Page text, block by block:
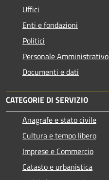
Uffici
Enti e fondazioni
Politici
Personale Amministrativo
Documenti e dati
CATEGORIE DI SERVIZIO
Anagrafe e stato civile
Cultura e tempo libero
Imprese e Commercio
Catasto e urbanistica